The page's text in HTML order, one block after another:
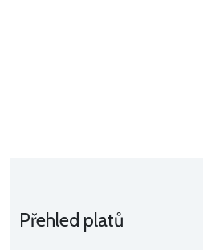
Přehled platů